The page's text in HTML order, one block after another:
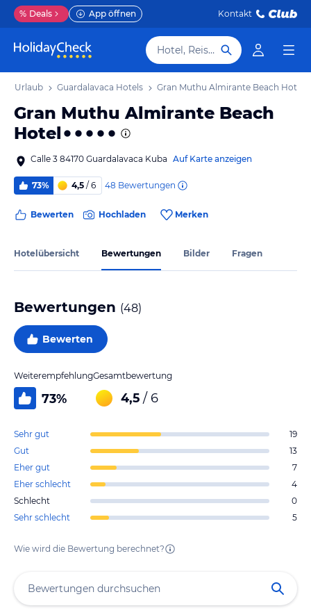
% Deals App öffnen Kontakt
Hotel, Reiseziel
Urlaub Guardalavaca Hotels Gran Muthu Almirante Beach Hotel
Gran Muthu Almirante Beach
Hotel
Calle 3 84170 Guardalavaca Kuba Auf Karte anzeigen
73% 4,5 / 6 48 Bewertungen
Bewerten Hochladen Merken
Hotelübersicht Bewertungen Bilder Fragen
Bewertungen (48)
Bewerten
Weiterempfehlung
73%
Gesamtbewertung
4,5 / 6
Sehr gut
19
Gut
13
Eher gut
7
Eher schlecht
4
Schlecht
0
Sehr schlecht
5
Wie wird die Bewertung berechnet?